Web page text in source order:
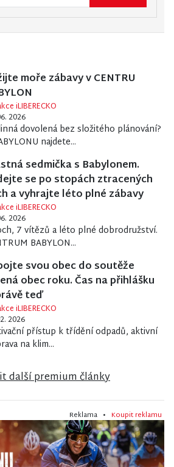
moře zábavy v CENTRU
iLIBERECKO
2026
dovolená bez složitého plánování?
najdete...
sedmička s Babylonem.
se po stopách ztracených
a vyhrajte léto plné zábavy
iLIBERECKO
2026
7 vítězů a léto plné dobrodružství.
BABYLON...
svou obec do soutěže
obec roku. Čas na přihlášku
teď
iLIBERECKO
2026
přístup k třídění odpadů, aktivní
na klim...
další premium články
Reklama • Koupit reklamu